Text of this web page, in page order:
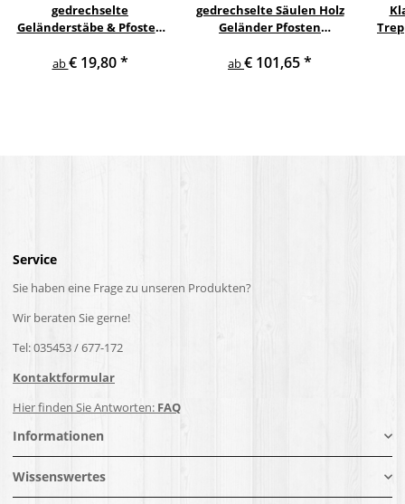
gedrechselte
Geländerstäbe & Pfosten
Treppe Geländer Säule
ab€ 19,80*
gedrechselte Säulen Holz
Geländer Pfosten
Holzpfosten Holzsäulen
ab€ 101,65*
Service
Sie haben eine Frage zu unseren Produkten?
Wir beraten Sie gerne!
Tel: 035453 / 677-172
Kontaktformular
Hier finden Sie Antworten: FAQ
Informationen
Wissenswertes